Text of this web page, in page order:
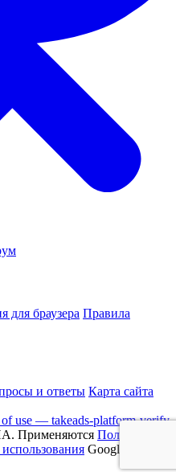
для браузера Правила
и ответы Карта сайта
of use — takeads-platform-verify
Применяются Политика
Google.